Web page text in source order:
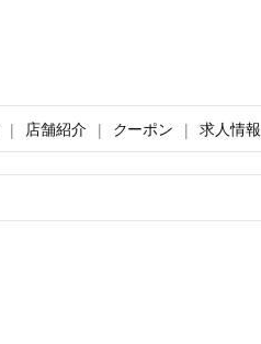
店舗紹介 クーポン 求人情報